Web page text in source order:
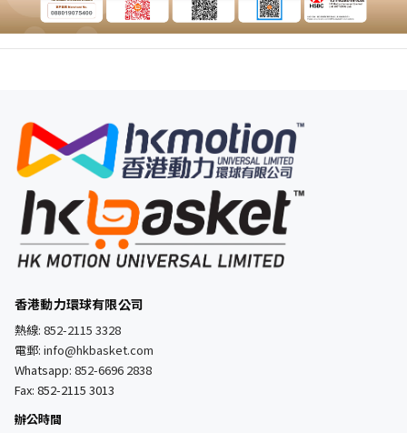
香港動力環球有限公司
熱線: 852-2115 3328
電郵: info@hkbasket.com
Whatsapp: 852-6696 2838
Fax: 852-2115 3013
辦公時間